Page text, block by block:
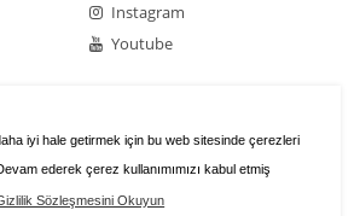
iyi hale getirmek için bu web sitesinde çerezleri
ederek çerez kullanımımızı kabul etmiş
Sözleşmesini Okuyun
Instagram
Youtube